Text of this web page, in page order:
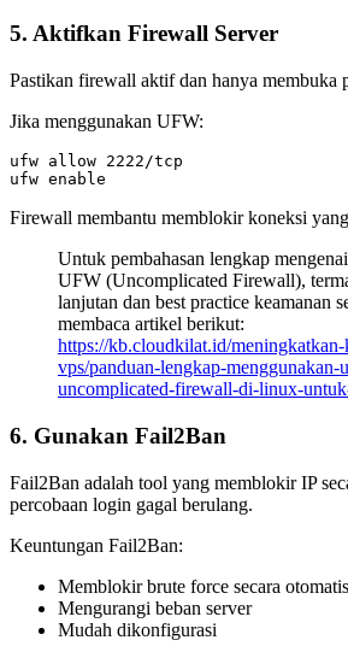
5. Aktifkan Firewall Server
Pastikan firewall aktif dan hanya membuka
Jika menggunakan UFW:
ufw allow 2222/tcp
Firewall membantu memblokir koneksi
Untuk pembahasan lengkap
UFW (Uncomplicated Firewall),
lanjutan dan best practice keamanan
membaca artikel berikut:
https://kb.cloudkilat.id/meningkatkan-
vps/panduan-lengkap-menggunakan-
uncomplicated-firewall-di-linux-
6. Gunakan Fail2Ban
Fail2Ban adalah tool yang memblokir IP
percobaan login gagal berulang.
Keuntungan Fail2Ban:
Memblokir brute force secara otomatis
Mengurangi beban server
Mudah dikonfigurasi